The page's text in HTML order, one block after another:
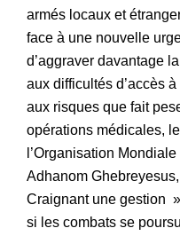
armés locaux et
face à une nouvelle
d’aggraver davantage
aux difficultés d’accès
aux risques que fait
opérations médicales,
l’Organisation
Adhanom
Craignant une gestion
si les combats se